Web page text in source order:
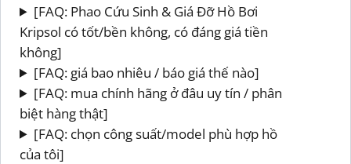
[FAQ: Phao Cứu Sinh & Giá Đỡ Hồ Bơi
Kripsol có tốt/bền không, có đáng giá tiền
không]
[FAQ: giá bao nhiêu / báo giá thế nào]
[FAQ: mua chính hãng ở đâu uy tín / phân
biệt hàng thật]
[FAQ: chọn công suất/model phù hợp hồ
của tôi]